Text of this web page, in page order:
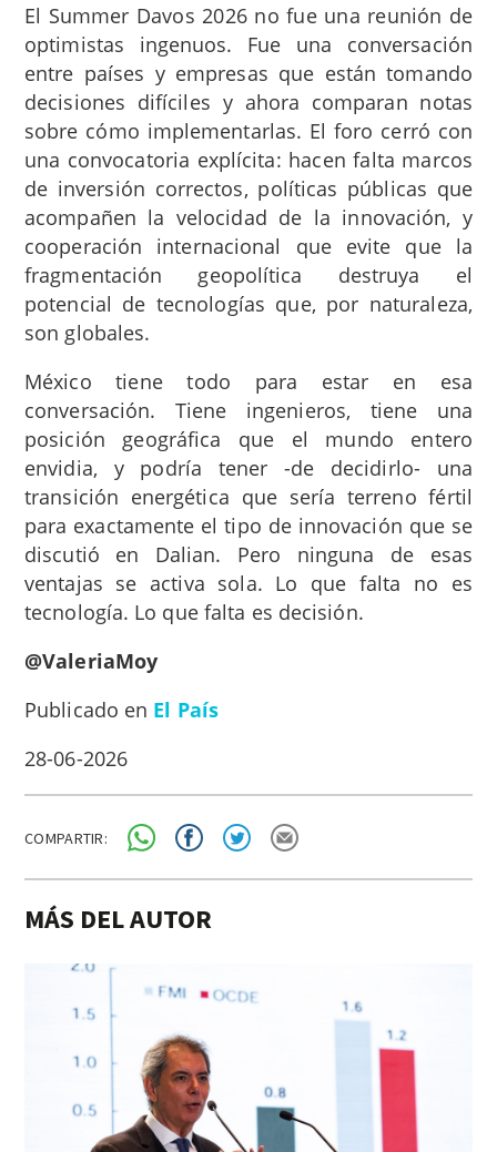
El Summer Davos 2026 no fue una reunión de
optimistas ingenuos. Fue una conversación
entre países y empresas que están tomando
decisiones difíciles y ahora comparan notas
sobre cómo implementarlas. El foro cerró con
una convocatoria explícita: hacen falta marcos
de inversión correctos, políticas públicas que
acompañen la velocidad de la innovación, y
cooperación internacional que evite que la
fragmentación geopolítica destruya el
potencial de tecnologías que, por naturaleza,
son globales.
México tiene todo para estar en esa
conversación. Tiene ingenieros, tiene una
posición geográfica que el mundo entero
envidia, y podría tener -de decidirlo- una
transición energética que sería terreno fértil
para exactamente el tipo de innovación que se
discutió en Dalian. Pero ninguna de esas
ventajas se activa sola. Lo que falta no es
tecnología. Lo que falta es decisión.
@ValeriaMoy
Publicado en El País
28-06-2026
COMPARTIR:
MÁS DEL AUTOR